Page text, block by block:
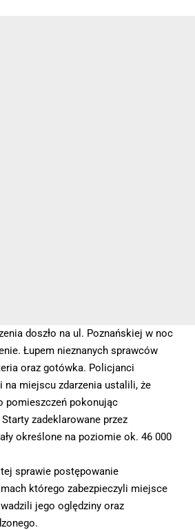
doszło na ul. Poznańskiej w noc
Łupem nieznanych sprawców
oraz gotówka. Policjanci
na miejscu zdarzenia ustalili, że
pomieszczeń pokonując
zadeklarowane przez
określone na poziomie ok. 46 000
sprawie postępowanie
którego zabezpieczyli miejsce
jego oględziny oraz